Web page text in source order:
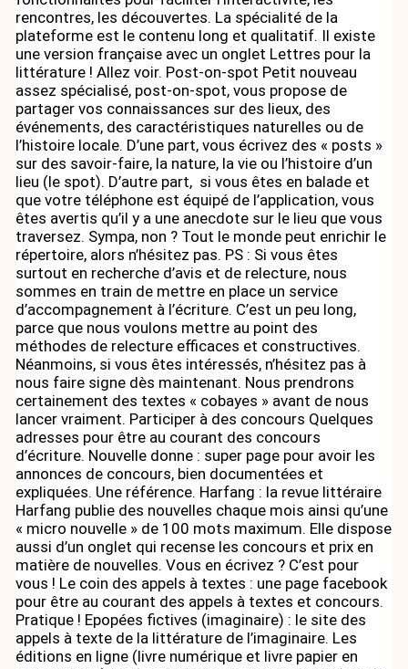
rencontres, les découvertes. La spécialité de la
plateforme est le contenu long et qualitatif. Il existe
une version française avec un onglet Lettres pour la
littérature ! Allez voir. Post-on-spot Petit nouveau
assez spécialisé, post-on-spot, vous propose de
partager vos connaissances sur des lieux, des
événements, des caractéristiques naturelles ou de
l’histoire locale. D’une part, vous écrivez des « posts »
sur des savoir-faire, la nature, la vie ou l’histoire d’un
lieu (le spot). D’autre part, si vous êtes en balade et
que votre téléphone est équipé de l’application, vous
êtes avertis qu’il y a une anecdote sur le lieu que vous
traversez. Sympa, non ? Tout le monde peut enrichir le
répertoire, alors n’hésitez pas. PS : Si vous êtes
surtout en recherche d’avis et de relecture, nous
sommes en train de mettre en place un service
d’accompagnement à l’écriture. C’est un peu long,
parce que nous voulons mettre au point des
méthodes de relecture efficaces et constructives.
Néanmoins, si vous êtes intéressés, n’hésitez pas à
nous faire signe dès maintenant. Nous prendrons
certainement des textes « cobayes » avant de nous
lancer vraiment. Participer à des concours Quelques
adresses pour être au courant des concours
d’écriture. Nouvelle donne : super page pour avoir les
annonces de concours, bien documentées et
expliquées. Une référence. Harfang : la revue littéraire
Harfang publie des nouvelles chaque mois ainsi qu’une
« micro nouvelle » de 100 mots maximum. Elle dispose
aussi d’un onglet qui recense les concours et prix en
matière de nouvelles. Vous en écrivez ? C’est pour
vous ! Le coin des appels à textes : une page facebook
pour être au courant des appels à textes et concours.
Pratique ! Epopées fictives (imaginaire) : le site des
appels à texte de la littérature de l’imaginaire. Les
éditions en ligne (livre numérique et livre papier en